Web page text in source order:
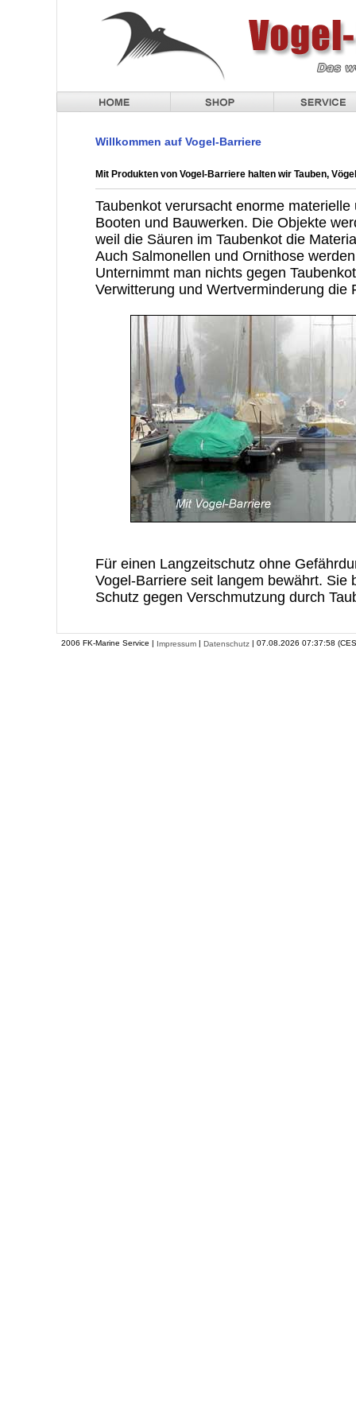
Willkommen auf Vogel-Barriere
Mit Produkten von Vogel-Barriere halten wir Tauben,
Taubenkot verursacht enorme
Booten und Bauwerken. Die Objekte
weil die Säuren im Taubenkot die
Auch Salmonellen und Ornithose
Unternimmt man nichts gegen
Verwitterung und Wertverminderung die
Für einen Langzeitschutz ohne
Vogel-Barriere seit langem bewährt. Sie
Schutz gegen Verschmutzung durch
2006 FK-Marine Service | Impressum | Datenschutz | 07.08.2026 07:37:58